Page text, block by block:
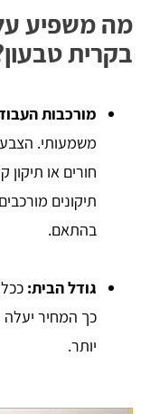
מה משפיע
בקרית
מורכבות
משמעותי.
חורים או
תיקונים
בהתאם.
גודל הבית:
כך המחיר יעלה
יותר.